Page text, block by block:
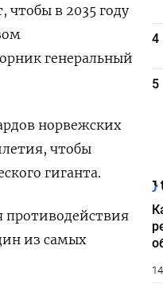
в 2035 году
генеральный
норвежских
чтобы
гиганта.
противодействия
из самых
4
5